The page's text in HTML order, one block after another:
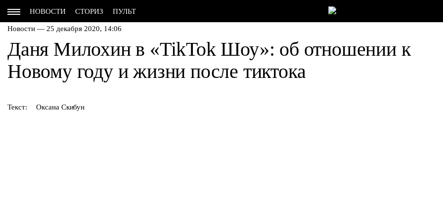
НОВОСТИ СТОРИЗ ПУЛЬТ
Новости — 25 декабря 2020, 14:06
Даня Милохин в «TikTok Шоу»: об отношении к
Новому году и жизни после тиктока
Текст: Оксана Скибун